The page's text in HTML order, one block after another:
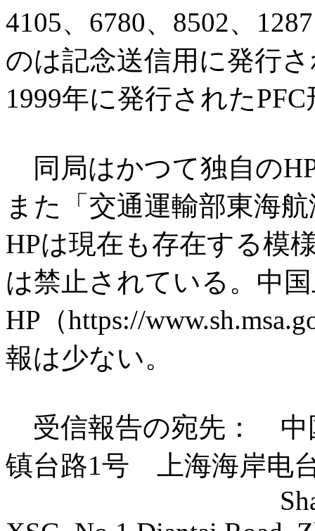
4105、6780、8502、
のは記念送信用に発行
1999年に発行された
同局はかつて独自の
また「交通運輸部東海
HPは現在も存在する模
は禁止されている。中
HP（https://
報は少ない。
受信報告の宛先： 中
镇台路1号 上海海岸电
Shanghai